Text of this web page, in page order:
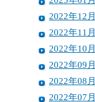
2022年12月
2022年11月
2022年10月
2022年09月
2022年08月
2022年07月